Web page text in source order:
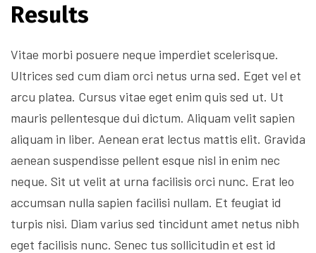
Results
Vitae morbi posuere neque imperdiet scelerisque.
Ultrices sed cum diam orci netus urna sed. Eget vel et
arcu platea. Cursus vitae eget enim quis sed ut. Ut
mauris pellentesque dui dictum. Aliquam velit sapien
aliquam in liber. Aenean erat lectus mattis elit. Gravida
aenean suspendisse pellent esque nisl in enim nec
neque. Sit ut velit at urna facilisis orci nunc. Erat leo
accumsan nulla sapien facilisi nullam. Et feugiat id
turpis nisi. Diam varius sed tincidunt amet netus nibh
eget facilisis nunc. Senec tus sollicitudin et est id